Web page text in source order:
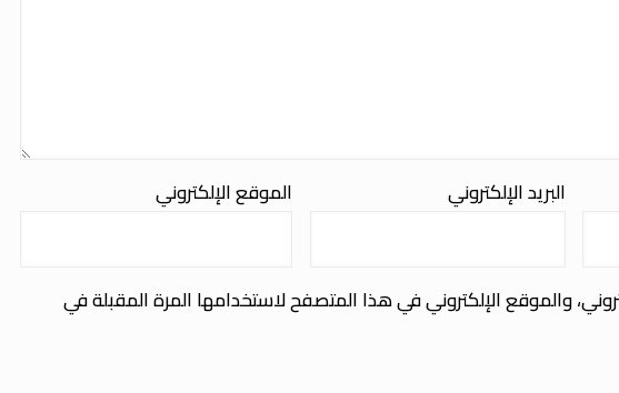
البريد الإلكتروني الموقع الإلكتروني
والموقع الإلكتروني في هذا المتصفح لاستخدامها المرة المقبلة في